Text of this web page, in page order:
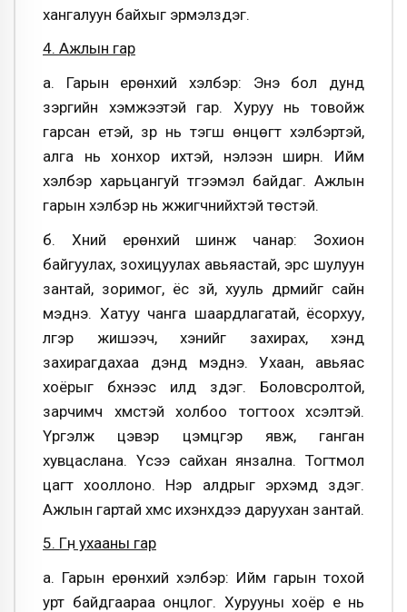
хангалуун байхыг эрмэлздэг.
4. Ажлын гар
а. Гарын ерөнхий хэлбэр: Энэ бол дунд
зэргийн хэмжээтэй гар. Хуруу нь товойж
гарсан үетэй, үзүүр нь тэгш өнцөгт хэлбэртэй,
алга нь хонхор ихтэй, нэлээн ширүүн. Ийм
хэлбэр харьцангуй түгээмэл байдаг. Ажлын
гарын хэлбэр нь жүжигчнийхтэй төстэй.
б. Хүний ерөнхий шинж чанар: Зохион
байгуулах, зохицуулах авьяастай, эрс шулуун
зантай, зоримог, ёс зүй, хууль дүрмийг сайн
мэднэ. Хатуу чанга шаардлагатай, ёсорхуу,
үлгэр жишээч, хэнийг захирах, хэнд
захирагдахаа дэндүү мэднэ. Ухаан, авьяас
хоёрыг бүхнээс илүүд үздэг. Боловсролтой,
зарчимч хүмүүстэй холбоо тогтоох хүсэлтэй.
Үргэлж цэвэр цэмцгэр явж, ганган
хувцаслана. Үсээ сайхан янзална. Тогтмол
цагт хооллоно. Нэр алдрыг эрхэмд үздэг.
Ажлын гартай хүмүүс ихэнхдээ даруухан зантай.
5. Гүн ухааны гар
а. Гарын ерөнхий хэлбэр: Ийм гарын тохой
урт байдгаараа онцлог. Хурууны хоёр үе нь